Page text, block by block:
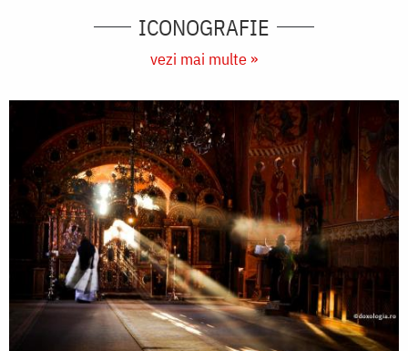
ICONOGRAFIE
vezi mai multe »